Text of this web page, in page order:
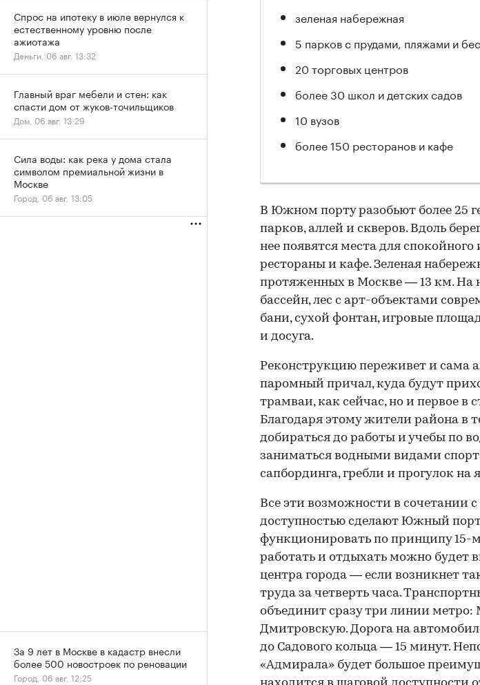
зеленая набережная
5 парков с прудами, пляжами и
20 торговых центров
более 30 школ и детских садов
10 вузов
более 150 ресторанов и кафе
В Южном порту разобьют более 25
парков, аллей и скверов. Вдоль
нее появятся места для
рестораны и кафе. Зеленая
протяженных в Москве — 13 км. На
бассейн, лес с арт-объектами
бани, сухой фонтан, игровые
и досуга.
Реконструкцию переживет и сама
паромный причал, куда будут
трамваи, как сейчас, но и первое в
Благодаря этому жители района в
добираться до работы и учебы по
заниматься водными видами
сапбординга, гребли и прогулок на
Все эти возможности в сочетании
доступностью сделают Южный
функционировать по принципу 15-
работать и отдыхать можно будет
центра города — если возникнет
труда за четверть часа.
объединит сразу три линии
Дмитровскую. Дорога на
до Садового кольца — 15 минут.
«Адмирала» будет большое
Спрос на ипотеку в июле вернулся к
естественному уровню после
ажиотажа
Деньги, 06 авг, 13:32
Главный враг мебели и стен: как
спасти дом от жуков-точильщиков
Дом, 06 авг, 13:29
Сила воды: как река у дома стала
символом премиальной жизни в
Москве
Город, 06 авг, 13:05
За 9 лет в Москве в кадастр внесли
более 500 новостроек по реновации
Город, 06 авг, 12:25